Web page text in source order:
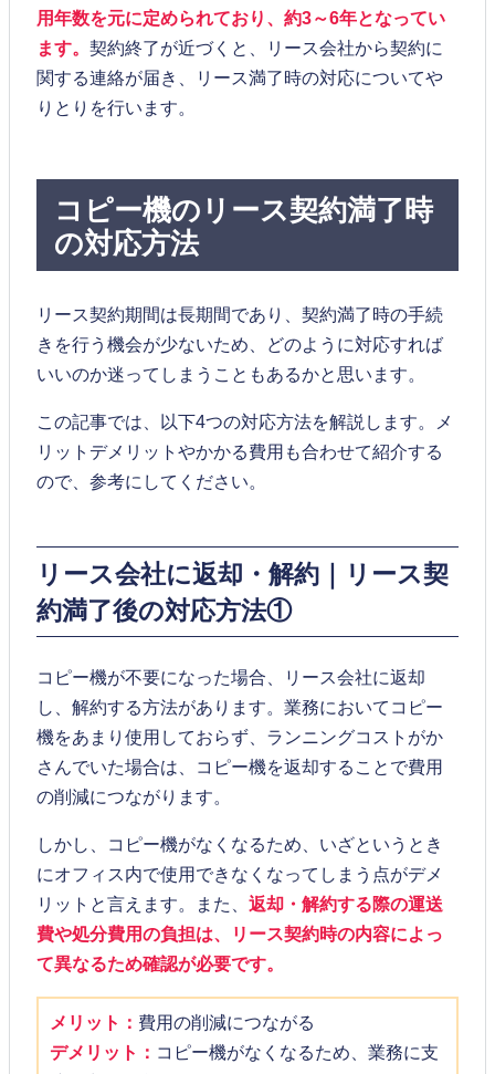
用年数を元に定められており、約3～6年となってい
ます。 契約終了が近づくと、リース会社から契約に
関する連絡が届き、リース満了時の対応についてや
りとりを行います。
コピー機のリース契約満了時
の対応方法
リース契約期間は長期間であり、契約満了時の手続
きを行う機会が少ないため、どのように対応すれば
いいのか迷ってしまうこともあるかと思います。
この記事では、以下4つの対応方法を解説します。メ
リットデメリットやかかる費用も合わせて紹介する
ので、参考にしてください。
リース会社に返却・解約｜リース契
約満了後の対応方法①
コピー機が不要になった場合、リース会社に返却
し、解約する方法があります。業務においてコピー
機をあまり使用しておらず、ランニングコストがか
さんでいた場合は、コピー機を返却することで費用
の削減につながります。
しかし、コピー機がなくなるため、いざというとき
にオフィス内で使用できなくなってしまう点がデメ
リットと言えます。また、 返却・解約する際の運送
費や処分費用の負担は、リース契約時の内容によっ
て異なるため確認が必要です。
メリット： 費用の削減につながる
デメリット： コピー機がなくなるため、業務に支